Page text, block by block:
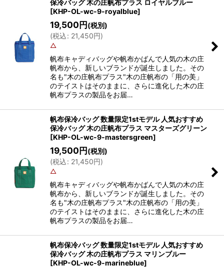
保冷バッグ 木の庄帆布プラス ロイヤルブルー
[KHP-OL-wc-9-royalblue]
19,500円(税別)
(税込: 21,450円)
△
帆布キャディバッグや帆布かばんで人気の木の庄
帆布から、新しいブランドが誕生しました。その
名も"木の庄帆布プラス"木の庄帆布の「用の美」
のテイストはそのままに、さらに進化した木の庄
帆布プラスの製品をお届…
帆布保冷バッグ 数量限定1stモデル 人気おすすめ
保冷バッグ 木の庄帆布プラス マスターズグリーン
[KHP-OL-wc-9-mastersgreen]
19,500円(税別)
(税込: 21,450円)
△
帆布キャディバッグや帆布かばんで人気の木の庄
帆布から、新しいブランドが誕生しました。その
名も"木の庄帆布プラス"木の庄帆布の「用の美」
のテイストはそのままに、さらに進化した木の庄
帆布プラスの製品をお届…
帆布保冷バッグ 数量限定1stモデル 人気おすすめ
保冷バッグ 木の庄帆布プラス マリンブルー
[KHP-OL-wc-9-marineblue]